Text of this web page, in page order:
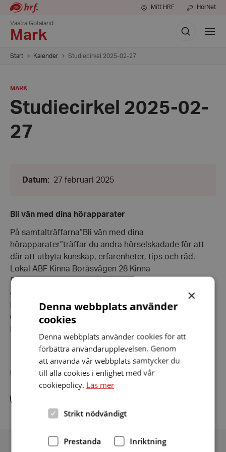
Mitt HRF HörNet
Västra Götaland
Mark
Sök
Visa
meny
Start Kalender Studiecirkel 2025-02-27
PLATS
MARK
Studiecirkel 2025-02-
27
Datum:
Datum:
27 februari 2025
Bli vän med dina hörapparater
På samtalträffarna”Bli vän med dina
hörapparater”träffar du andra hörselskadade för att
där att utbyta kunskap, erfarenheter, tips och råd.
Lokal ABF Kinna Boråsvägen 28 Kinna
5 Träffar börjar 27 februari torsdagar tid 18,30-20,30
gratis
I samarbete med ABF anmälan: Helena Johansson tel
0702 21 51 91
Dela artikeln i sociala medier
via
twitter
Dela
×
Denna webbplats använder
cookies
Denna webbplats använder cookies för att
förbättra användarupplevelsen. Genom
att använda vår webbplats samtycker du
till alla cookies i enlighet med vår
cookiepolicy. Läs mer
Strikt nödvändigt
Prestanda Inriktning